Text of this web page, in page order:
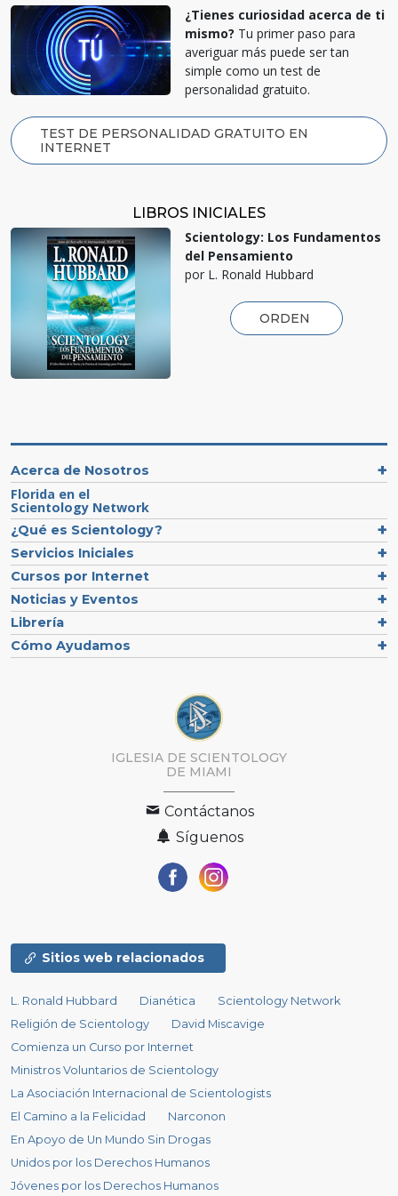
¿Tienes curiosidad acerca de ti
mismo? Tu primer paso para
averiguar más puede ser tan
simple como un test de
personalidad gratuito.
TEST DE PERSONALIDAD GRATUITO EN
INTERNET
LIBROS INICIALES
Scientology: Los Fundamentos
del Pensamiento
por L. Ronald Hubbard
ORDEN
Acerca de Nosotros
Florida en el
Scientology Network
¿Qué es Scientology?
Servicios Iniciales
Cursos por Internet
Noticias y Eventos
Librería
Cómo Ayudamos
IGLESIA DE SCIENTOLOGY
DE MIAMI
Contáctanos
Síguenos
Sitios web relacionados
L. Ronald Hubbard Dianética
Scientology Network
Religión de Scientology
David Miscavige
Comienza un Curso por Internet
Ministros Voluntarios de Scientology
La Asociación Internacional de Scientologists
El Camino a la Felicidad
Narconon
En Apoyo de Un Mundo Sin Drogas
Unidos por los Derechos Humanos
Jóvenes por los Derechos Humanos